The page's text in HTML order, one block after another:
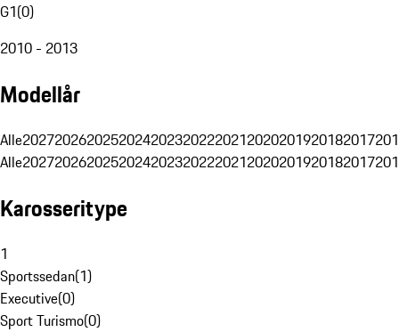
G1(0)
2010 - 2013
Modellår
Alle20272026202520242023202220212020201920182017
Alle20272026202520242023202220212020201920182017
Karosseritype
1
Sportssedan(1)
Executive(0)
Sport Turismo(0)